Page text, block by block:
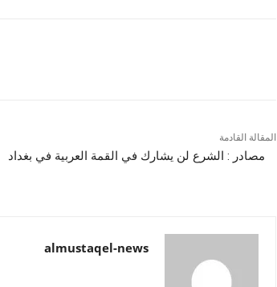
المقالة القادمة
مصادر : الشرع لن يشارك في القمة العربية في بغداد
almustaqel-news